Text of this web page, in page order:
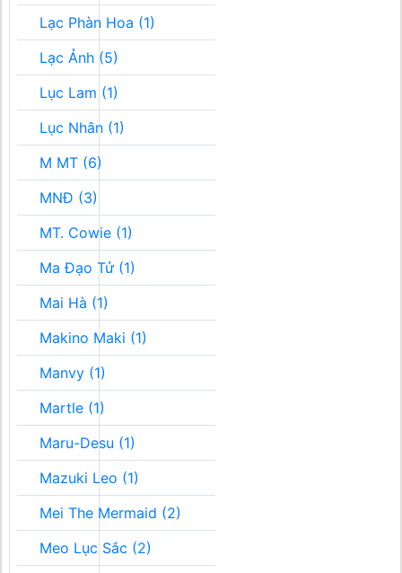
Lạc Phàn Hoa (1)
Lạc Ảnh (5)
Lục Lam (1)
Lục Nhân (1)
M MT (6)
MNĐ (3)
MT. Cowie (1)
Ma Đạo Tử (1)
Mai Hà (1)
Makino Maki (1)
Manvy (1)
Martle (1)
Maru-Desu (1)
Mazuki Leo (1)
Mei The Mermaid (2)
Meo Lục Sắc (2)